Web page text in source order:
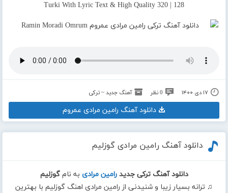
Turki With Lyric Text & High Quality 320 | 128
۱۷ دی ۱۴۰۰ 0 نظر آهنگ جدید ~ ترکی
دانلود آهنگ رامین مرادی عمروم
دانلود آهنگ رامین مرادی گوزلیم
دانلود آهنگ ترکی جدید رامین مرادی به نامگوزلیم
♫ ترانه بسیار زیبا و شنیدنی از رامین مرادی اهنگ گوزلیم با بهترین